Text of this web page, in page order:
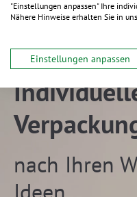
nach Ihren
"Einstellungen anpassen" Ihre
Nähere Hinweise erhalten Sie in
Einstellungen anpassen